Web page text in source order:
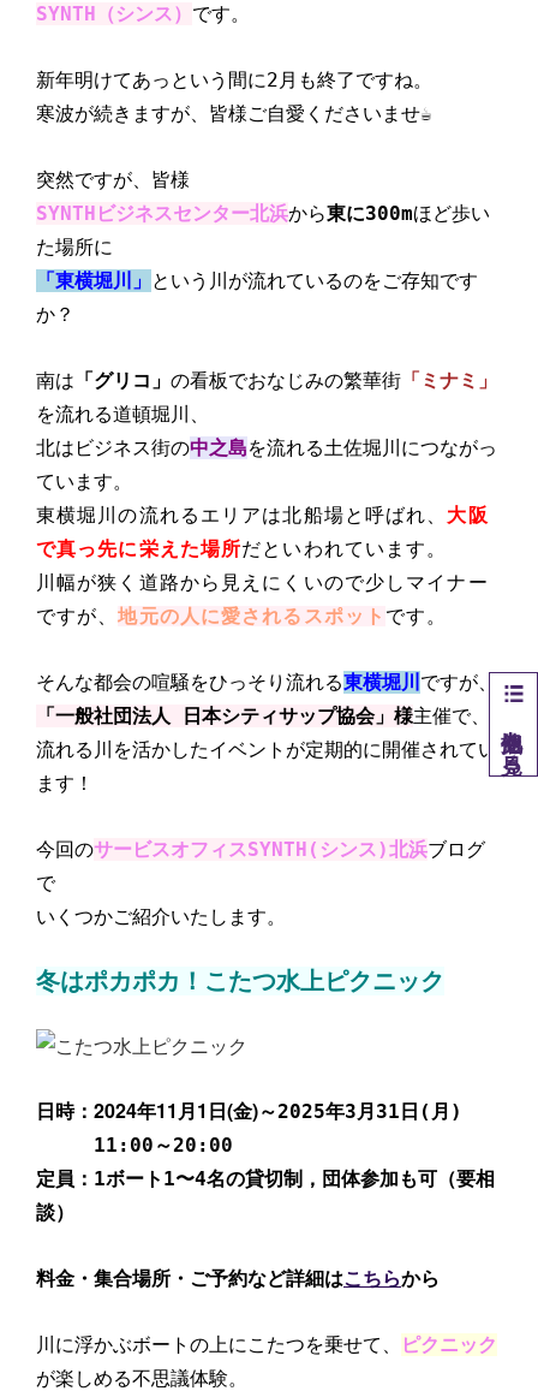
SYNTH（シンス） です。
新年明けてあっという間に2月も終了ですね。
寒波が続きますが、皆様ご自愛くださいませ☕
突然ですが、皆様
SYNTHビジネスセンター北浜から東に300mほど歩い
た場所に
「東横堀川」 という川が流れているのをご存知です
か？
南は 「グリコ」 の看板でおなじみの繁華街 「ミナミ」
を流れる道頓堀川、
北はビジネス街の中之島を流れる土佐堀川につながっ
ています。
東横堀川の流れるエリアは北船場と呼ばれ、 大阪
で真っ先に栄えた場所だといわれています。
川幅が狭く道路から見えにくいので少しマイナー
ですが、地元の人に愛されるスポット です。
そんな都会の喧騒をひっそり流れる東横堀川 ですが、
「一般社団法人 日本シティサップ協会」様主催で、
流れる川を活かしたイベントが定期的に開催されてい
ます！
今回のサービスオフィスSYNTH(シンス)北浜ブログ
で
いくつかご紹介いたします。
冬はポカポカ！こたつ水上ピクニック
日時：2024年11月1日(金)～2025年3月31日(月)
11:00～20:00
定員：1ボート1〜4名の貸切制，団体参加も可（要相
談）
料金・集合場所・ご予約など詳細はこちらから
川に浮かぶボートの上にこたつを乗せて、
ピクニック
が楽しめる不思議体験。
他拠点を見る